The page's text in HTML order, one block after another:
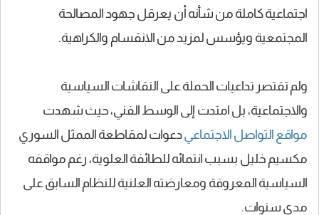
اجتماعية كاملة من شأنه أن يعرقل جهود المصالحة
المجتمعية ويؤسس لمزيد من الانقسام والكراهية.
ولم تقتصر تداعيات الحملة على النقاشات السياسية
والاجتماعية، بل امتدت إلى الوسط الفني، حيث شهدت
مواقع التواصل الاجتماعيدعوات لمقاطعة الممثل السوري
مكسيم خليل بسبب انتمائه للطائفة العلوية، رغم مواقفه
السياسية المعروفة ومعارضته العلنية للنظام السابق على
مدى سنوات.